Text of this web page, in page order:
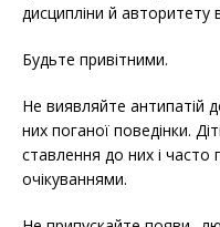
дисципліни й авторитету
Будьте привітними.
Не виявляйте антипатій
них поганої поведінки.
ставлення до них і часто
очікуваннями.